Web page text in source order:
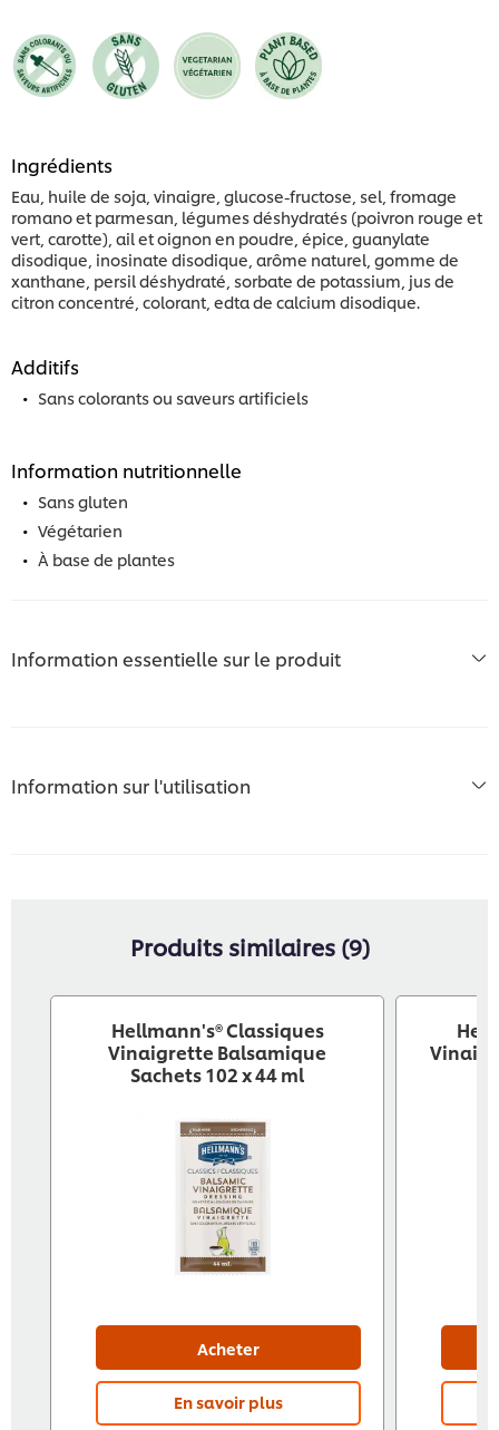
Ingrédients
Eau, huile de soja, vinaigre, glucose-fructose, sel, fromage
romano et parmesan, légumes déshydratés (poivron rouge et
vert, carotte), ail et oignon en poudre, épice, guanylate
disodique, inosinate disodique, arôme naturel, gomme de
xanthane, persil déshydraté, sorbate de potassium, jus de
citron concentré, colorant, edta de calcium disodique.
Additifs
Sans colorants ou saveurs artificiels
Information nutritionnelle
Sans gluten
Végétarien
À base de plantes
Information essentielle sur le produit
Information sur l'utilisation
Produits similaires (9)
Hellmann's® Classiques
Vinaigrette Balsamique
Sachets 102 x 44 ml
Acheter
En savoir plus